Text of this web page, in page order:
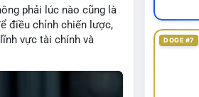
phải lúc nào cũng là
điều chỉnh chiến lược,
vực tài chính và
hoặc đầu tư vào dự án
DOGE #7